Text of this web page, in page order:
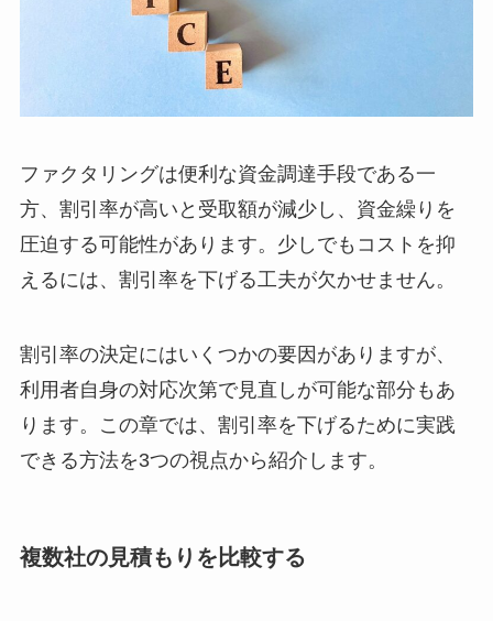
ファクタリングは便利な資金調達手段である一
方、割引率が高いと受取額が減少し、資金繰りを
圧迫する可能性があります。少しでもコストを抑
えるには、割引率を下げる工夫が欠かせません。
割引率の決定にはいくつかの要因がありますが、
利用者自身の対応次第で見直しが可能な部分もあ
ります。この章では、割引率を下げるために実践
できる方法を3つの視点から紹介します。
複数社の見積もりを比較する